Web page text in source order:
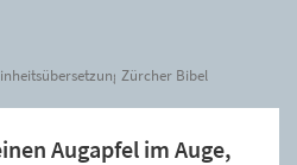
Zürcher Bibel
Augapfel im Auge,